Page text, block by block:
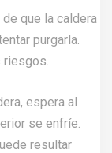
que la caldera
purgarla.
riesgos.
espera al
se enfríe.
resultar